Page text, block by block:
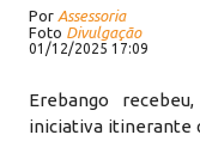
Por Assessoria
Foto Divulgação
01/12/2025 17:09
Erebango
iniciativa itinerante